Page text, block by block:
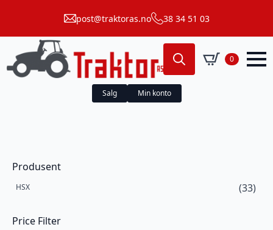
post@traktoras.no 38 34 51 03
Search
for:
0
Salg Min konto
Produsent
HSX (33)
Price Filter